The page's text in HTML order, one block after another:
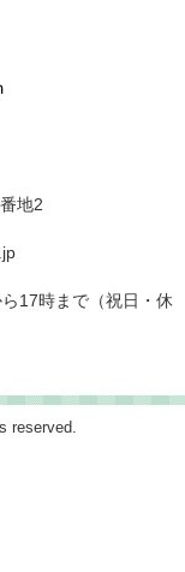
地2
17時まで（祝日・休
reserved.